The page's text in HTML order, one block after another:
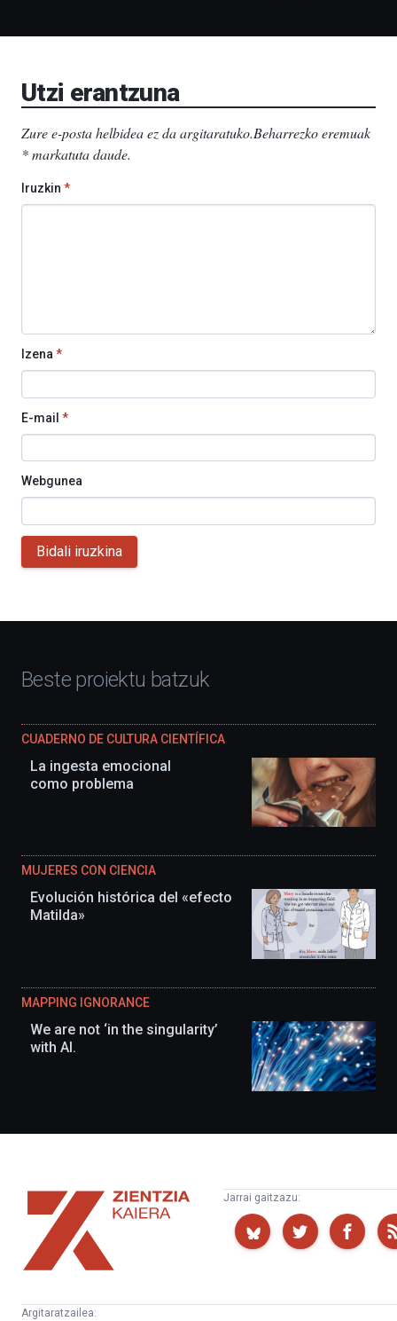
Utzi erantzuna
Zure e-posta helbidea ez da argitaratuko.Beharrezko eremuak
*markatuta daude.
Iruzkin *
Izena *
E-mail *
Webgunea
Bidali iruzkina
Beste proiektu batzuk
CUADERNO DE CULTURA CIENTÍFICA
La ingesta emocional
como problema
MUJERES CON CIENCIA
Evolución histórica del «efecto
Matilda»
MAPPING IGNORANCE
We are not ‘in the singularity’
with AI.
Zientzia
Kaiera
Jarrai gaitzazu:
Argitaratzailea: